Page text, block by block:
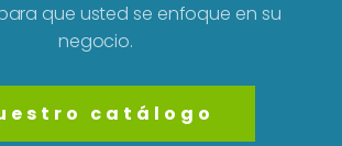
que usted se enfoque en su
negocio.
catálogo